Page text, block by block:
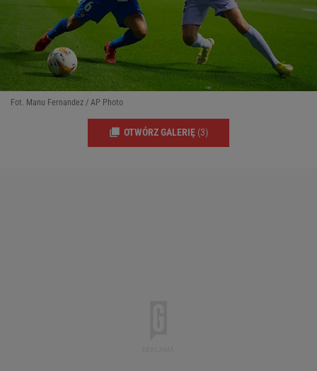
Fot. Manu Fernandez / AP Photo
OTWÓRZ GALERIĘ (3)